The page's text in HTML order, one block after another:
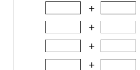
ケアポケとは 利用規約
プライ